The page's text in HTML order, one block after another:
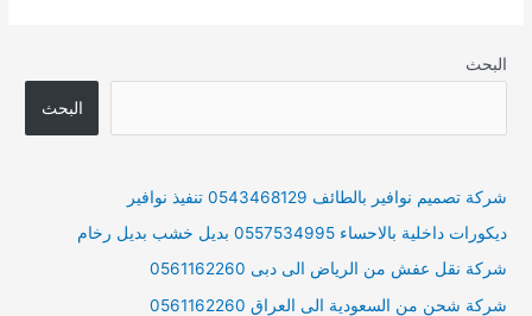
البحث
البحث
شركة تصميم نوافير بالطائف 0543468129 تنفيذ نوافير
ديكورات داخلية بالاحساء 0557534995 بديل خشب بديل رخام
شركة نقل عفش من الرياض الى دبى 0561162260
شركة شحن من السعودية الى العراق 0561162260